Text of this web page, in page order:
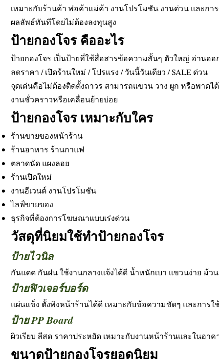
เหมาะกับร้านค้า พ่อค้าแม่ค้า งานโปรโมชัน งานด่วน และกา
ผลลัพธ์ทันทีโดยไม่ต้องลงทุนสูง
ป้ายกองโจร คืออะไร
ป้ายกองโจร เป็นป้ายที่ใช้สื่อสารข้อความสั้นๆ ตัวใหญ่ อ่านออ
ลดราคา / เปิดร้านใหม่ / โปรแรง / วันนี้วันเดียว / SALE ด่วน
จุดเด่นคือไม่ต้องติดตั้งถาวร สามารถแขวน วาง ผูก หรือพาดไ
งานชั่วคราวหรือเคลื่อนย้ายบ่อย
ป้ายกองโจร เหมาะกับใคร
ร้านขายของหน้าร้าน
ร้านอาหาร ร้านกาแฟ
ตลาดนัด แผงลอย
ร้านเปิดใหม่
งานอีเวนต์ งานโปรโมชัน
ไลฟ์ขายของ
ธุรกิจที่ต้องการโฆษณาแบบเร่งด่วน
วัสดุที่นิยมใช้ทำป้ายกองโจร
ป้ายไวนิล
กันแดด กันฝน ใช้งานกลางแจ้งได้ดี น้ำหนักเบา แขวนง่าย ม้ว
ป้ายฟิวเจอร์บอร์ด
แผ่นแข็ง ตั้งพิงหน้าร้านได้ดี เหมาะกับข้อความชัดๆ และการใ
ป้าย PP Board
ผิวเรียบ สีสด ราคาประหยัด เหมาะกับงานหน้าร้านและในอาค
ขนาดป้ายกองโจรยอดนิยม